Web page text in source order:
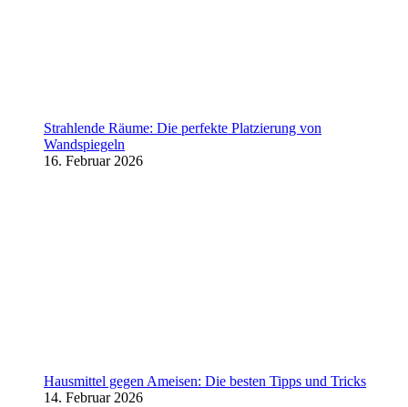
Strahlende Räume: Die perfekte Platzierung von
Wandspiegeln
16. Februar 2026
Hausmittel gegen Ameisen: Die besten Tipps und Tricks
14. Februar 2026